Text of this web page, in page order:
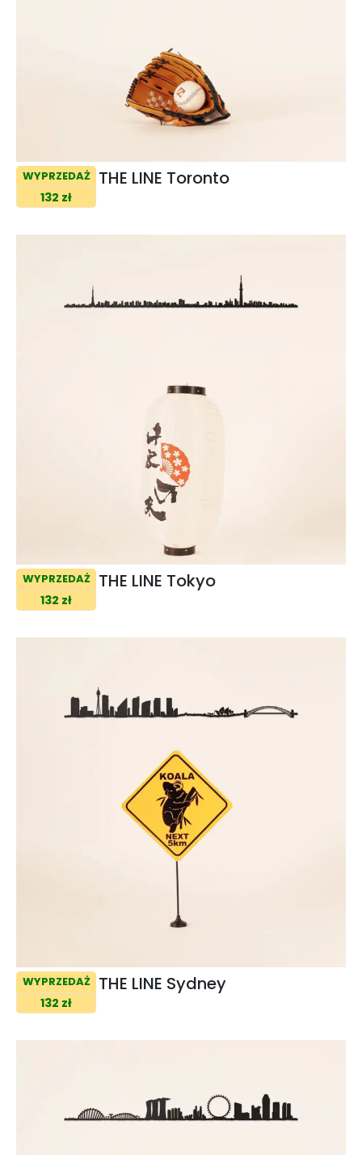
WYPRZEDAŻ
132 zł
THE LINE Toronto
WYPRZEDAŻ
132 zł
THE LINE Tokyo
WYPRZEDAŻ
132 zł
THE LINE Sydney